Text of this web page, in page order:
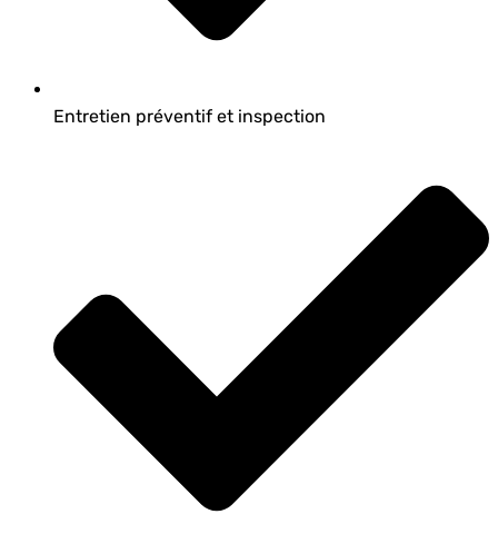
Entretien préventif et inspection